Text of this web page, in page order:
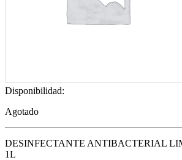
Disponibilidad:
Agotado
DESINFECTANTE ANTIBACTERIAL
1L